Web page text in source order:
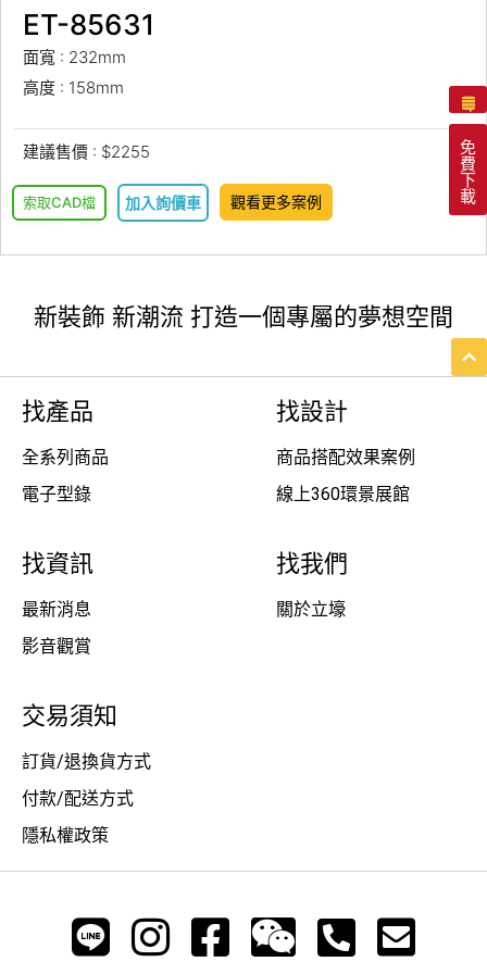
ET-85631
面寬 : 232mm
高度 : 158mm
建議售價 : $2255
索取CAD檔 加入詢價車 觀看更多案例
免
費
下
載
新裝飾 新潮流 打造一個專屬的夢想空間
找產品
全系列商品
電子型錄
找設計
商品搭配效果案例
線上360環景展館
找資訊
最新消息
影音觀賞
找我們
關於立壕
交易須知
訂貨/退換貨方式
付款/配送方式
隱私權政策